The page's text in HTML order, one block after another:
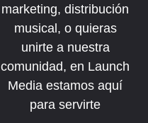
marketing, distribución
musical, o quieras
unirte a nuestra
comunidad, en Launch
Media estamos aquí
para servirte